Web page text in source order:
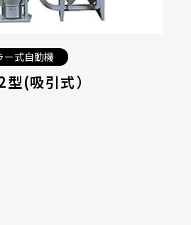
ー式自動機
(吸引式）